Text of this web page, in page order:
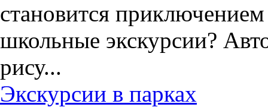
становится
школьные экскурсии?
рису...
Экскурсии в парках